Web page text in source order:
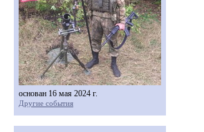
основан 16 мая 2024 г.
Другие события